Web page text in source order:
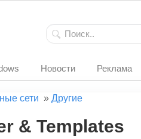
Новости Реклама
сети » Другие
& Templates